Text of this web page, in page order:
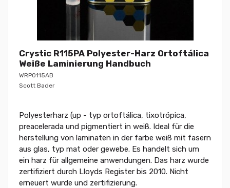
Crystic R115PA Polyester-Harz Ortoftálica
Weiße Laminierung Handbuch
WRP0115AB
Scott Bader
Polyesterharz (up - typ ortoftálica, tixotrópica,
preacelerada und pigmentiert in weiß. Ideal für die
herstellung von laminaten in der farbe weiß mit fasern
aus glas, typ mat oder gewebe. Es handelt sich um
ein harz für allgemeine anwendungen. Das harz wurde
zertifiziert durch Lloyds Register bis 2010. Nicht
erneuert wurde und zertifizierung.